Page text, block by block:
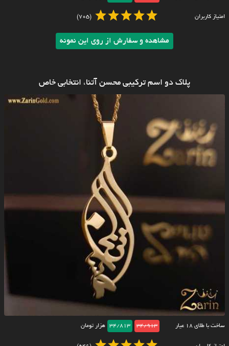
امتیاز کاربران (705)
مشاهده و سفارش از روی این نمونه
پلاک دو اسم ترکیبی محسن آتنا، انتخابی خاص
ساخت با طلای ۱۸ عیار 34/913
34/813 هزار تومان